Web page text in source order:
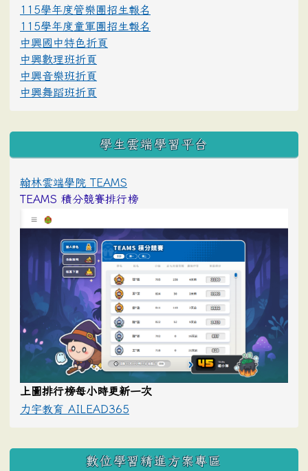
115學年度管樂團招生報名
115學年度童軍團招生報名
中興國中特色折頁
中興數理班折頁
中興音樂班折頁
中興舞蹈班折頁
學生雲端學習平台
翰林雲端學院 TEAMS
TEAMS 積分競賽排行榜
上圖排行榜每小時更新一次
力宇教育 AILEAD365
數位學習精進方案專區